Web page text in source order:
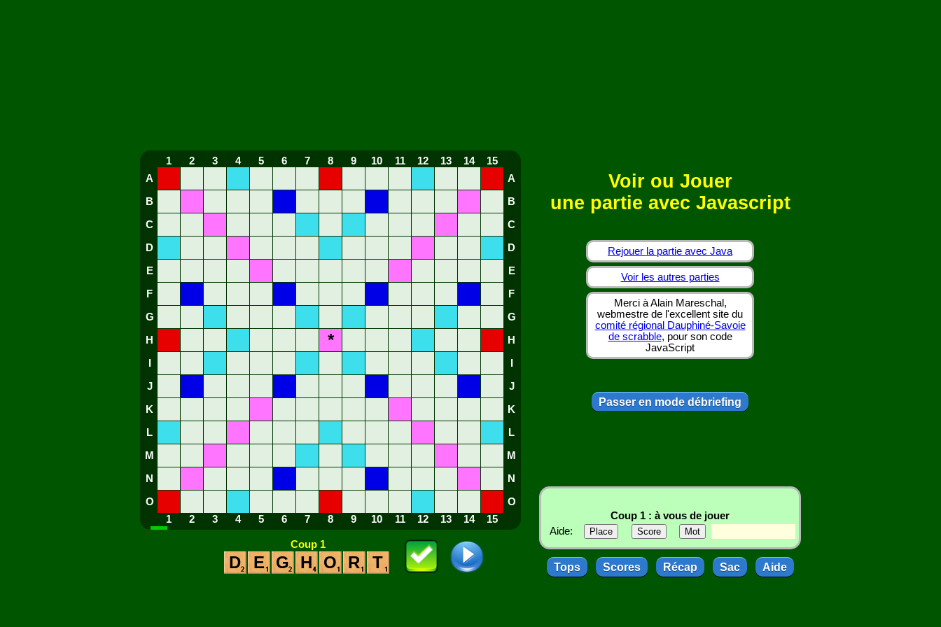
1 2 3 4 5 6 7 8 9 10 11 12 13 14
15
A
A
B B
C C
D D
E E
F F
G G
H * H
J J
K K
L L
M M
N N
O
O
1
2 3 4 5 6 7 8 9 10 11 12 13 14 15
Coup 1
D E G H O R T
Voir ou Jouer
une partie avec Javascript
Rejouer la partie avec Java
Voir les autres parties
Merci à Alain Mareschal,
webmestre de l'excellent site du
comité régional Dauphiné-Savoie
de scrabble, pour son code
JavaScript
Passer en mode débriefing
Coup 1 : à vous de jouer
Aide:
Tops Scores Récap Sac Aide